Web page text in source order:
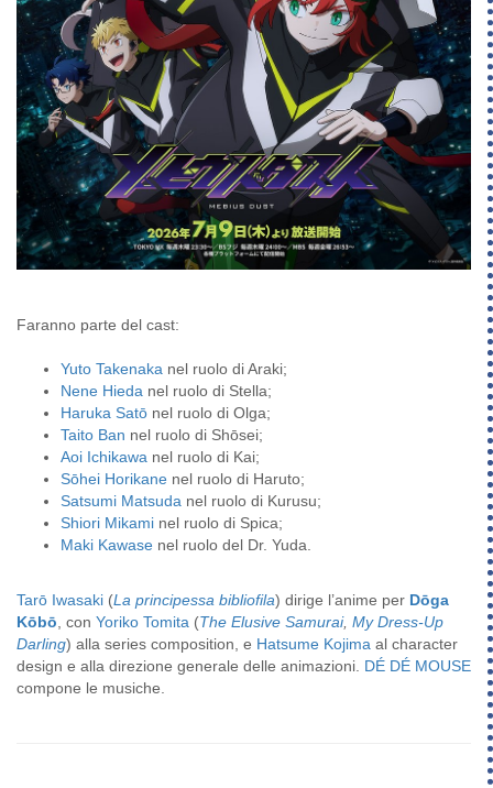
Faranno parte del cast:
Yuto Takenaka nel ruolo di Araki;
Nene Hieda nel ruolo di Stella;
Haruka Satō nel ruolo di Olga;
Taito Ban nel ruolo di Shōsei;
Aoi Ichikawa nel ruolo di Kai;
Sōhei Horikane nel ruolo di Haruto;
Satsumi Matsuda nel ruolo di Kurusu;
Shiori Mikami nel ruolo di Spica;
Maki Kawase nel ruolo del Dr. Yuda.
Tarō Iwasaki (La principessa bibliofila) dirige l’anime per Dōga
Kōbō , con Yoriko Tomita (The Elusive Samurai, My Dress-Up
Darling) alla series composition, e Hatsume Kojima al character
design e alla direzione generale delle animazioni. DÉ DÉ MOUSE
compone le musiche.